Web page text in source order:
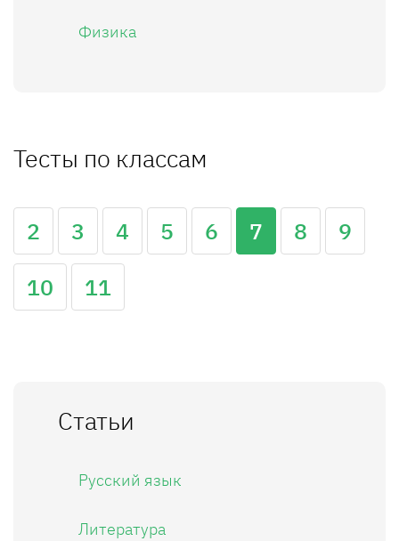
Физика
Тесты по классам
2 3 4 5 6 7 8
9
10
11
Статьи
Русский язык
Литература